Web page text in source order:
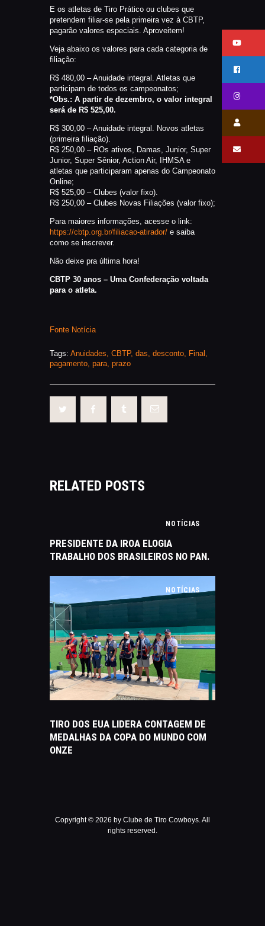
ESTATUTO
PARCEIROS
MANEJO DO JAVALI
TROCAS E DEVOLUÇÕES
ÁREA PRIVADA
E os atletas de Tiro Prático ou clubes que
pretendem filiar-se pela primeira vez à CBTP,
pagarão valores especiais. Aproveitem!
Veja abaixo os valores para cada categoria de
filiação:
R$ 480,00 – Anuidade integral. Atletas que
participam de todos os campeonatos;
*Obs.: A partir de dezembro, o valor integral
será de R$ 525,00.
R$ 300,00 – Anuidade integral. Novos atletas
(primeira filiação).
R$ 250,00 – ROs ativos, Damas, Junior, Super
Junior, Super Sênior, Action Air, IHMSA e
atletas que participaram apenas do Campeonato
Online;
R$ 525,00 – Clubes (valor fixo).
R$ 250,00 – Clubes Novas Filiações (valor fixo);
Para maiores informações, acesse o link:
https://cbtp.org.br/filiacao-atirador/ e saiba
como se inscrever.
Não deixe pra última hora!
CBTP 30 anos – Uma Confederação voltada
para o atleta.
Fonte Notícia
Tags: Anuidades, CBTP, das, desconto, Final ,
pagamento, para, prazo
RELATED POSTS
NOTÍCIAS
PRESIDENTE DA IROA ELOGIA
TRABALHO DOS BRASILEIROS NO PAN.
NOTÍCIAS
TIRO DOS EUA LIDERA CONTAGEM DE
MEDALHAS DA COPA DO MUNDO COM
ONZE
Copyright © 2026 by Clube de Tiro Cowboys. All
rights reserved.